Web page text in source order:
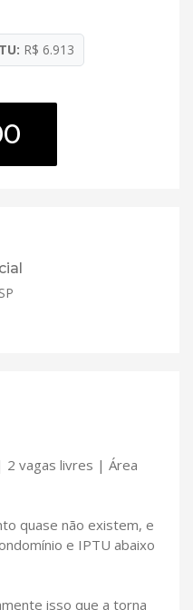
R$ 6.913
vagas livres | Área
quase não existem, e
e IPTU abaixo
isso que a torna